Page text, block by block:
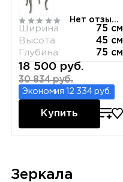
Нет отзывов
Ширина
75 см
Высота
45 см
Глубина
75 см
18 500 руб.
30 834 руб.
Экономия 12 334 руб.
Купить
Зеркала